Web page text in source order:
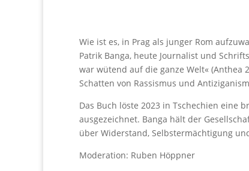
Wie ist es, in Prag als junger Rom
Patrik Banga, heute Journalist und
war wütend auf die ganze Welt« (Anthea
Schatten von Rassismus und
Das Buch löste 2023 in Tschechien eine
ausgezeichnet. Banga hält der
über Widerstand, Selbstermächtigung
Moderation: Ruben Höppner